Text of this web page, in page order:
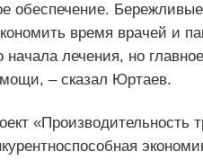
обеспечение.
время врачей и
лечения, но
– сказал Юртаев.
«Производительность